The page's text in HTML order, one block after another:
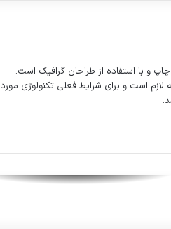
و با استفاده از طراحان گرافیک است.
است و برای شرایط فعلی تکنولوژی مورد
ویدیو: پیشنهاد “قیمت” برای تیتراژ برنامه
گوگل به پیشواز تصمیم ترامپ علیه قدس
رفت
حزب سوسیالیست فرانسه در بیانیه ای از